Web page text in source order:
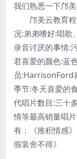
我们熟悉一下邝美
邝美云教育程
况:弟弟嗜好:唱歌
录音讨厌的事情:
君喜爱的颜色:蓝
员:HarrisonFord
季节:冬天喜爱的
代唱片数目:三十
情等最高销量唱
有：《推积情感
假装舍不得》